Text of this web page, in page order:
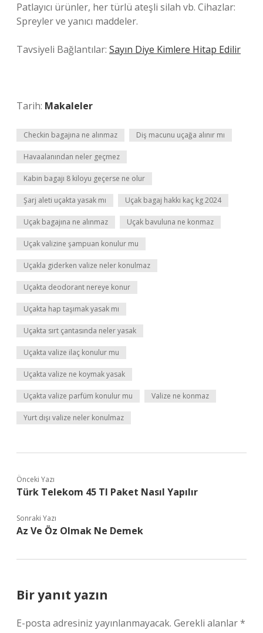
Patlayıcı ürünler, her türlü ateşli silah vb. Cihazlar:
Spreyler ve yanıcı maddeler.
Tavsiyeli Bağlantılar: Sayın Diye Kimlere Hitap Edilir
Tarih: Makaleler
Checkin bagajına ne alınmaz Diş macunu uçağa alınır mı
Havaalanından neler geçmez
Kabin bagajı 8 kiloyu geçerse ne olur
Şarj aleti uçakta yasak mı Uçak bagaj hakkı kaç kg 2024
Uçak bagajına ne alınmaz Uçak bavuluna ne konmaz
Uçak valizine şampuan konulur mu
Uçakla giderken valize neler konulmaz
Uçakta deodorant nereye konur
Uçakta hap taşımak yasak mı
Uçakta sırt çantasında neler yasak
Uçakta valize ilaç konulur mu
Uçakta valize ne koymak yasak
Uçakta valize parfüm konulur mu Valize ne konmaz
Yurt dışı valize neler konulmaz
Önceki Yazı
Türk Telekom 45 Tl Paket Nasıl Yapılır
Sonraki Yazı
Az Ve Öz Olmak Ne Demek
Bir yanıt yazın
E-posta adresiniz yayınlanmayacak. Gerekli alanlar*